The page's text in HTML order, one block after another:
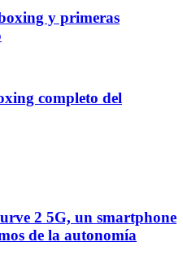
y primeras
completo del
2 5G, un smartphone
de la autonomía